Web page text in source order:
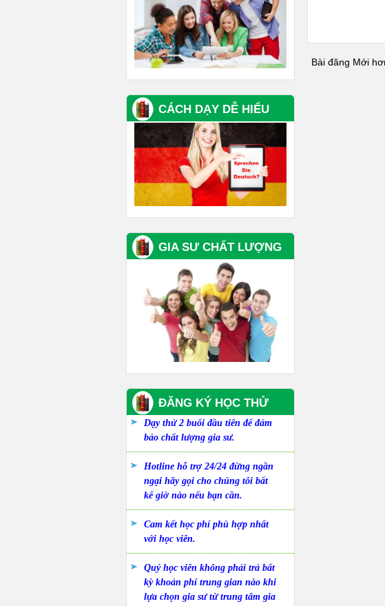
Bài đăng Mới
CÁCH DẠY DỄ HIỂU
GIA SƯ CHẤT LƯỢNG
ĐĂNG KÝ HỌC THỬ
Dạy thử 2 buổi đầu tiên để đảm
bảo chất lượng gia sư.
Hotline hỗ trợ 24/24 đừng ngần
ngại hãy gọi cho chúng tôi bất
kể giờ nào nếu bạn cần.
Cam kết học phí phù hợp nhất
với học viên.
Quý học viên không phải trả bất
kỳ khoản phí trung gian nào khi
lựa chọn gia sư từ trung tâm gia